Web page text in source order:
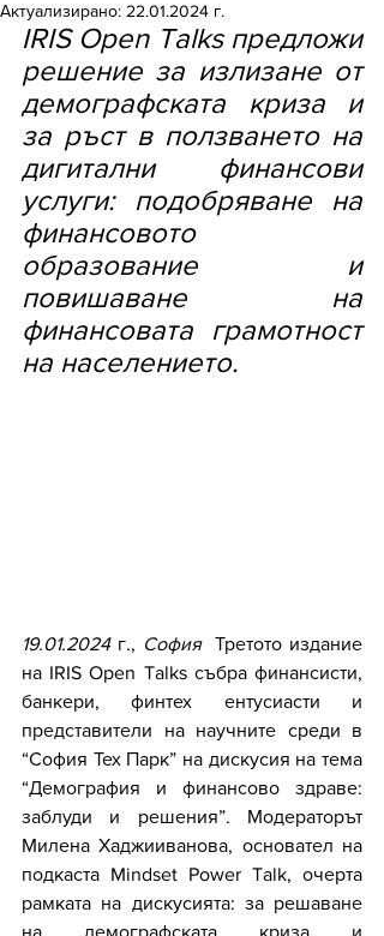
Актуализирано: 22.01.2024 г.
IRIS Open Talks предложи
решение за излизане от
демографската криза и
за ръст в ползването на
дигитални финансови
услуги: подобряване на
финансовото
образование и
повишаване на
финансовата грамотност
на населението.
19.01.2024 г., София Третото издание
на IRIS Open Talks събра финансисти,
банкери, финтех ентусиасти и
представители на научните среди в
“София Тех Парк” на дискусия на тема
“Демография и финансово здраве:
заблуди и решения”. Модераторът
Милена Хаджииванова, основател на
подкаста Mindset Power Talk, очерта
рамката на дискусията: за решаване
на демографската криза и